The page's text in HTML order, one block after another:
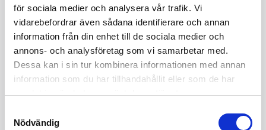
för sociala medier och analysera vår trafik. Vi
vidarebefordrar även sådana identifierare och annan
information från din enhet till de sociala medier och
annons- och analysföretag som vi samarbetar med.
Dessa kan i sin tur kombinera informationen med annan
information som du har tillhandahållit eller som de har
samlat in när du har använt deras tjänster.
Nödvändig
24t 7d 1m 3m 1å 5å
Köp / Sälj